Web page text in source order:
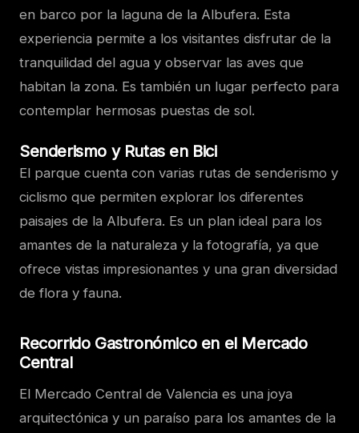
en barco por la laguna de la Albufera. Esta
experiencia permite a los visitantes disfrutar de la
tranquilidad del agua y observar las aves que
habitan la zona. Es también un lugar perfecto para
contemplar hermosas puestas de sol.
Senderismo y Rutas en Bici
El parque cuenta con varias rutas de senderismo y
ciclismo que permiten explorar los diferentes
paisajes de la Albufera. Es un plan ideal para los
amantes de la naturaleza y la fotografía, ya que
ofrece vistas impresionantes y una gran diversidad
de flora y fauna.
Recorrido Gastronómico en el Mercado
Central
El Mercado Central de Valencia es una joya
arquitectónica y un paraíso para los amantes de la